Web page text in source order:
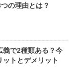
の理由とは？
義で2種類ある？今
ットとデメリット